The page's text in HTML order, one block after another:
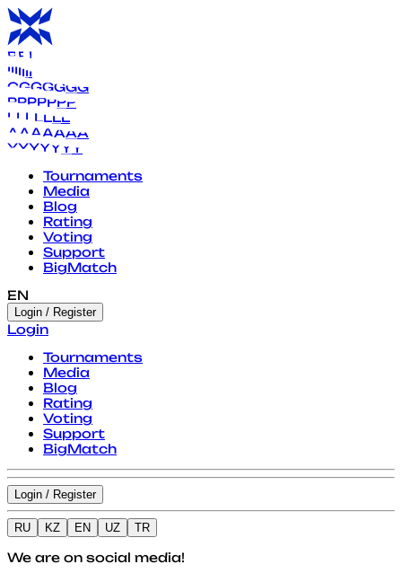
B B B
IIIIIII
GGGGGGG
PPPPPPP
L L L LLLL
A AAAAAA
YYYYY Y Y
Tournaments
Media
Blog
Rating
Voting
Support
BigMatch
EN
Login / Register
Login
Tournaments
Media
Blog
Rating
Voting
Support
BigMatch
Login / Register
RU KZ EN UZ TR
We are on social media!